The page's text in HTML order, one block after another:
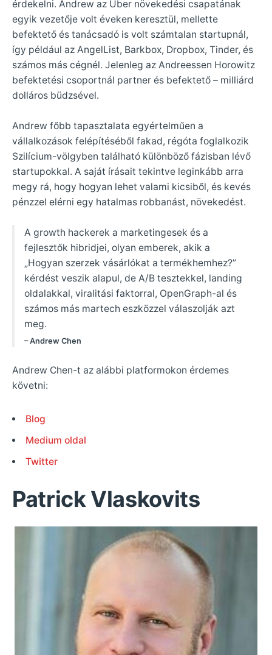
érdekelni. Andrew az Uber növekedési csapatának
egyik vezetője volt éveken keresztül, mellette
befektető és tanácsadó is volt számtalan startupnál,
így például az AngelList, Barkbox, Dropbox, Tinder, és
számos más cégnél. Jelenleg az Andreessen Horowitz
befektetési csoportnál partner és befektető – milliárd
dolláros büdzsével.
Andrew főbb tapasztalata egyértelműen a
vállalkozások felépítéséből fakad, régóta foglalkozik
Szilícium-völgyben található különböző fázisban lévő
startupokkal. A saját írásait tekintve leginkább arra
megy rá, hogy hogyan lehet valami kicsiből, és kevés
pénzzel elérni egy hatalmas robbanást, növekedést.
A growth hackerek a marketingesek és a
fejlesztők hibridjei, olyan emberek, akik a
„Hogyan szerzek vásárlókat a termékhemhez?”
kérdést veszik alapul, de A/B tesztekkel, landing
oldalakkal, viralitási faktorral, OpenGraph-al és
számos más martech eszközzel válaszolják azt
meg.
– Andrew Chen
Andrew Chen-t az alábbi platformokon érdemes
követni:
Blog
Medium oldal
Twitter
Patrick Vlaskovits